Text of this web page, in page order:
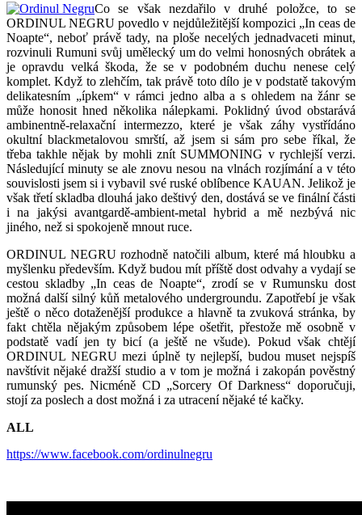
Co se však nezdařilo v druhé položce, to se
ORDINUL NEGRU povedlo v nejdůležitější kompozici „In ceas de
Noapte“, neboť právě tady, na ploše necelých jednadvaceti minut,
rozvinuli Rumuni svůj umělecký um do velmi honosných obrátek a
je opravdu velká škoda, že se v podobném duchu nenese celý
komplet. Když to zlehčím, tak právě toto dílo je v podstatě takovým
delikatesním „ípkem“ v rámci jedno alba a s ohledem na žánr se
může honosit hned několika nálepkami. Poklidný úvod obstarává
ambinentně-relaxační intermezzo, které je však záhy vystřídáno
okultní blackmetalovou smrští, až jsem si sám pro sebe říkal, že
třeba takhle nějak by mohli znít SUMMONING v rychlejší verzi.
Následující minuty se ale znovu nesou na vlnách rozjímání a v této
souvislosti jsem si i vybavil své ruské oblíbence KAUAN. Jelikož je
však třetí skladba dlouhá jako deštivý den, dostává se ve finální části
i na jakýsi avantgardě-ambient-metal hybrid a mě nezbývá nic
jiného, než si spokojeně mnout ruce.
ORDINUL NEGRU rozhodně natočili album, které má hloubku a
myšlenku především. Když budou mít příště dost odvahy a vydají se
cestou skladby „In ceas de Noapte“, zrodí se v Rumunsku dost
možná další silný kůň metalového undergroundu. Zapotřebí je však
ještě o něco dotaženější produkce a hlavně ta zvuková stránka, by
fakt chtěla nějakým způsobem lépe ošetřit, přestože mě osobně v
podstatě vadí jen ty bicí (a ještě ne všude). Pokud však chtějí
ORDINUL NEGRU mezi úplně ty nejlepší, budou muset nejspíš
navštívit nějaké dražší studio a v tom je možná i zakopán pověstný
rumunský pes. Nicméně CD „Sorcery Of Darkness“ doporučuji,
stojí za poslech a dost možná i za utracení nějaké té kačky.
ALL
https://www.facebook.com/ordinulnegru